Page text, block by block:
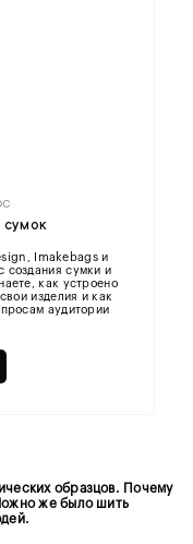
сумок
Imakebags и
создания сумки и
как устроено
изделия и как
аудитории
образцов. Почему
же было шить